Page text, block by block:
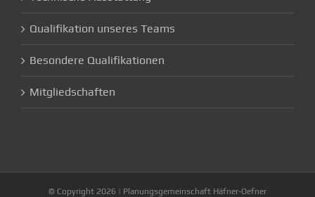
Qualifikation unseres Teams
Besondere Qualifikationen
Mitgliedschaften
© Copyright 2026 | Planungsgemeinschaft Häfner-Oefner